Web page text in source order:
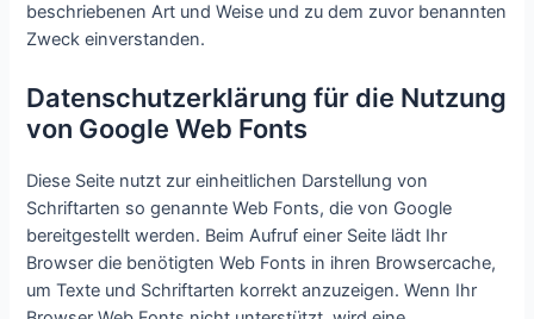
beschriebenen Art und Weise und zu dem zuvor benannten
Zweck einverstanden.
Datenschutzerklärung für die Nutzung
von Google Web Fonts
Diese Seite nutzt zur einheitlichen Darstellung von
Schriftarten so genannte Web Fonts, die von Google
bereitgestellt werden. Beim Aufruf einer Seite lädt Ihr
Browser die benötigten Web Fonts in ihren Browsercache,
um Texte und Schriftarten korrekt anzuzeigen. Wenn Ihr